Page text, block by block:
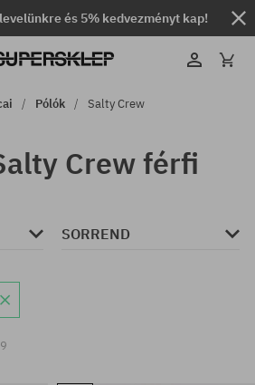
és 5% kedvezményt kap!
Pólók Salty Crew
Crew férfi
SORREND